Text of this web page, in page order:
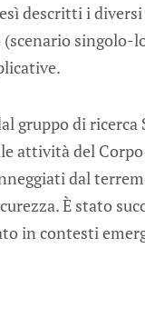
descritti i
gruppo di ricerca
attività del
dal
È stato
in contesti